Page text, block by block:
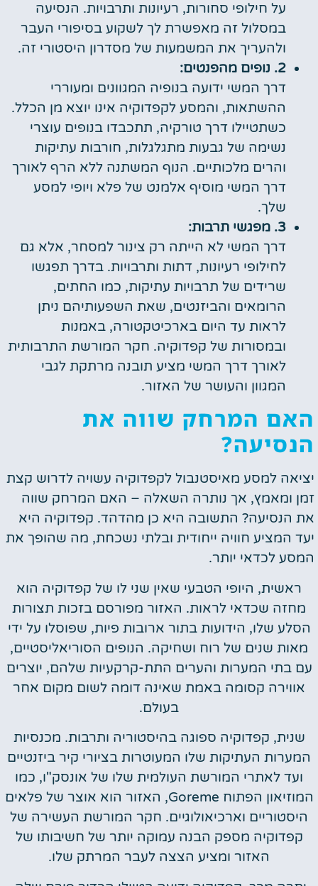
על חילופי סחורות, רעיונות ותרבויות. הנסיעה
במסלול זה מאפשרת לך לשקוע בסיפורי העבר
ולהעריך את המשמעות של מסדרון היסטורי זה.
2. נופים מהפנטים:
דרך המשי ידועה בנופיה המגוונים ומעוררי
ההשתאות, והמסע לקפדוקיה אינו יוצא מן הכלל.
כשתטיילו דרך טורקיה, תתכבדו בנופים עוצרי
נשימה של גבעות מתגלגלות, חורבות עתיקות
והרים מלכותיים. הנוף המשתנה ללא הרף לאורך
דרך המשי מוסיף אלמנט של פלא ויופי למסע
שלך.
3. מפגשי תרבות:
דרך המשי לא הייתה רק צינור למסחר, אלא גם
לחילופי רעיונות, דתות ותרבויות. בדרך תפגשו
שרידים של תרבויות עתיקות, כמו החתים,
הרומאים והביזנטים, שאת השפעותיהם ניתן
לראות עד היום בארכיטקטורה, באמנות
ובמסורות של קפדוקיה. חקר המורשת התרבותית
לאורך דרך המשי מציע תובנה מרתקת לגבי
המגוון והעושר של האזור.
האם המרחק שווה את
הנסיעה?
יציאה למסע מאיסטנבול לקפדוקיה עשויה לדרוש קצת
זמן ומאמץ, אך נותרה השאלה – האם המרחק שווה
את הנסיעה? התשובה היא כן מהדהד. קפדוקיה היא
יעד המציע חוויה ייחודית ובלתי נשכחת, מה שהופך את
המסע לכדאי יותר.
ראשית, היופי הטבעי שאין שני לו של קפדוקיה הוא
מחזה שכדאי לראות. האזור מפורסם בזכות תצורות
הסלע שלו, הידועות בתור ארובות פיות, שפוסלו על ידי
מאות שנים של רוח ושחיקה. הנופים הסוריאליסטיים,
עם בתי המערות והערים התת-קרקעיות שלהם, יוצרים
אווירה קסומה באמת שאינה דומה לשום מקום אחר
בעולם.
שנית, קפדוקיה ספוגה בהיסטוריה ותרבות. מכנסיות
המערות העתיקות שלו המעוטרות בציורי קיר ביזנטיים
ועד לאתרי המורשת העולמית שלו של אונסק"ו, כמו
המוזיאון הפתוח Goreme, האזור הוא אוצר של פלאים
היסטוריים וארכיאולוגיים. חקר המורשת העשירה של
קפדוקיה מספק הבנה עמוקה יותר של חשיבותו של
האזור ומציע הצצה לעבר המרתק שלו.